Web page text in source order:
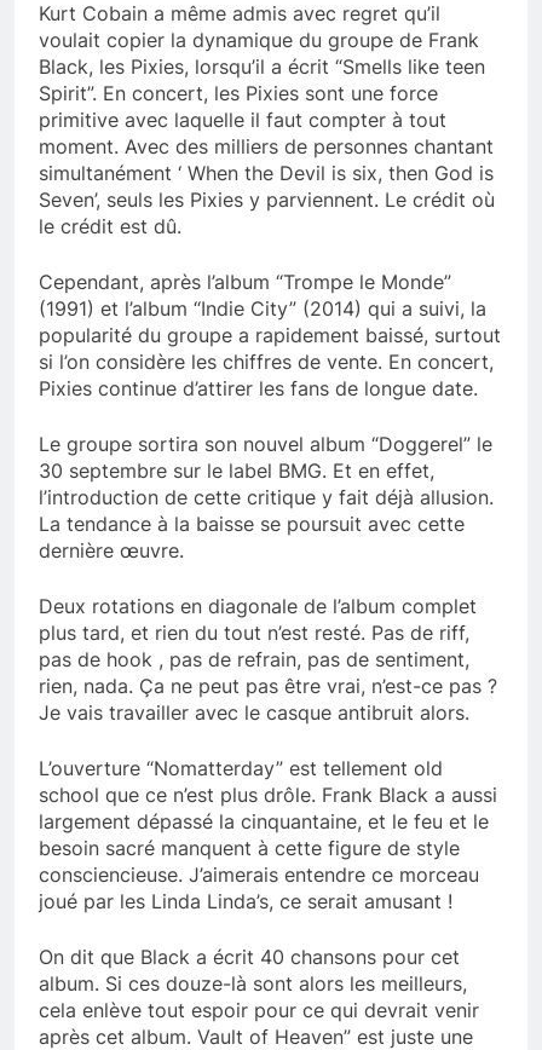
Kurt Cobain a même admis avec regret qu’il
voulait copier la dynamique du groupe de Frank
Black, les Pixies, lorsqu’il a écrit “Smells like teen
Spirit”. En concert, les Pixies sont une force
primitive avec laquelle il faut compter à tout
moment. Avec des milliers de personnes chantant
simultanément ‘ When the Devil is six, then God is
Seven’, seuls les Pixies y parviennent. Le crédit où
le crédit est dû.
Cependant, après l’album “Trompe le Monde”
(1991) et l’album “Indie City” (2014) qui a suivi, la
popularité du groupe a rapidement baissé, surtout
si l’on considère les chiffres de vente. En concert,
Pixies continue d’attirer les fans de longue date.
Le groupe sortira son nouvel album “Doggerel” le
30 septembre sur le label BMG. Et en effet,
l’introduction de cette critique y fait déjà allusion.
La tendance à la baisse se poursuit avec cette
dernière œuvre.
Deux rotations en diagonale de l’album complet
plus tard, et rien du tout n’est resté. Pas de riff,
pas de hook , pas de refrain, pas de sentiment,
rien, nada. Ça ne peut pas être vrai, n’est-ce pas ?
Je vais travailler avec le casque antibruit alors.
L’ouverture “Nomatterday” est tellement old
school que ce n’est plus drôle. Frank Black a aussi
largement dépassé la cinquantaine, et le feu et le
besoin sacré manquent à cette figure de style
consciencieuse. J’aimerais entendre ce morceau
joué par les Linda Linda’s, ce serait amusant !
On dit que Black a écrit 40 chansons pour cet
album. Si ces douze-là sont alors les meilleurs,
cela enlève tout espoir pour ce qui devrait venir
après cet album. Vault of Heaven” est juste une